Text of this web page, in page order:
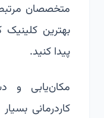
متخصصان
بهترین کلینیک
پیدا کنید.
مکان‌یابی و
کاردرمانی